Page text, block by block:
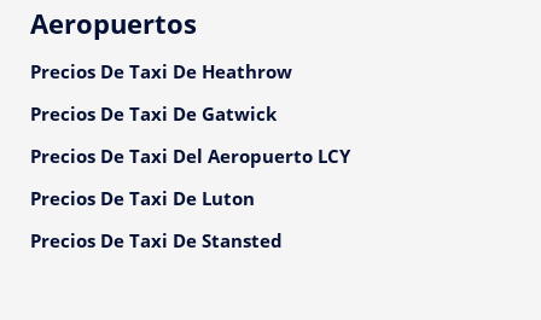
Aeropuertos
Precios De Taxi De Heathrow
Precios De Taxi De Gatwick
Precios De Taxi Del Aeropuerto LCY
Precios De Taxi De Luton
Precios De Taxi De Stansted